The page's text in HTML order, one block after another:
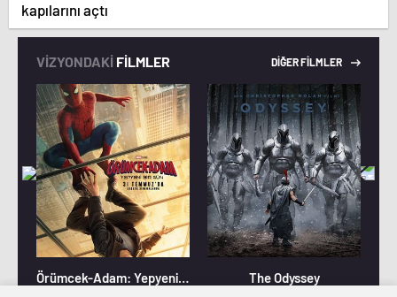
kapılarını açtı
VİZYONDAKİ FİLMLER DİĞER FİLMLER
Örümcek-Adam: Yepyeni Bir Gün The Odyssey